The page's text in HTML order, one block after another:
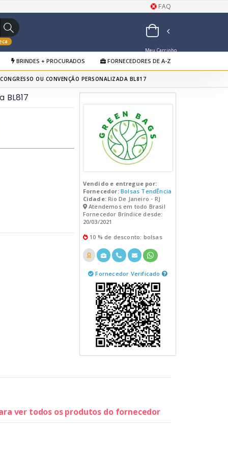
FAQ
Meu Carrinho
de Orçamentos
BRINDES + PROCURADOS FORNECEDORES DE A-Z
OU CONVENÇÃO PERSONALIZADA BL817
Vendido e entregue por:
Fornecedor: Bolsas TendÊncia
Cidade:Rio De Janeiro - RJ
Atendemos em todo Brasil
Fornecedor Bríndice desde:
20/03/2021
10 % de desconto: bolsas
Fornecedor Verificado
ver todos os produtos do fornecedor